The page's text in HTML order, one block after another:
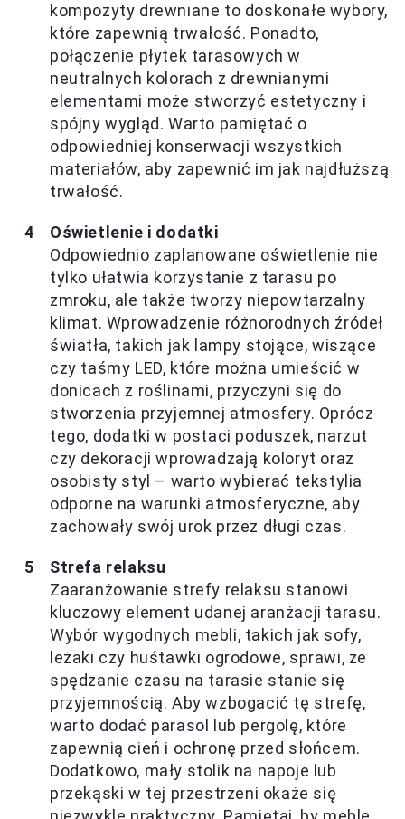
kompozyty drewniane to doskonałe wybory,
które zapewnią trwałość. Ponadto,
połączenie płytek tarasowych w
neutralnych kolorach z drewnianymi
elementami może stworzyć estetyczny i
spójny wygląd. Warto pamiętać o
odpowiedniej konserwacji wszystkich
materiałów, aby zapewnić im jak najdłuższą
trwałość.
Oświetlenie i dodatki
Odpowiednio zaplanowane oświetlenie nie
tylko ułatwia korzystanie z tarasu po
zmroku, ale także tworzy niepowtarzalny
klimat. Wprowadzenie różnorodnych źródeł
światła, takich jak lampy stojące, wiszące
czy taśmy LED, które można umieścić w
donicach z roślinami, przyczyni się do
stworzenia przyjemnej atmosfery. Oprócz
tego, dodatki w postaci poduszek, narzut
czy dekoracji wprowadzają koloryt oraz
osobisty styl – warto wybierać tekstylia
odporne na warunki atmosferyczne, aby
zachowały swój urok przez długi czas.
Strefa relaksu
Zaaranżowanie strefy relaksu stanowi
kluczowy element udanej aranżacji tarasu.
Wybór wygodnych mebli, takich jak sofy,
leżaki czy huśtawki ogrodowe, sprawi, że
spędzanie czasu na tarasie stanie się
przyjemnością. Aby wzbogacić tę strefę,
warto dodać parasol lub pergolę, które
zapewnią cień i ochronę przed słońcem.
Dodatkowo, mały stolik na napoje lub
przekąski w tej przestrzeni okaże się